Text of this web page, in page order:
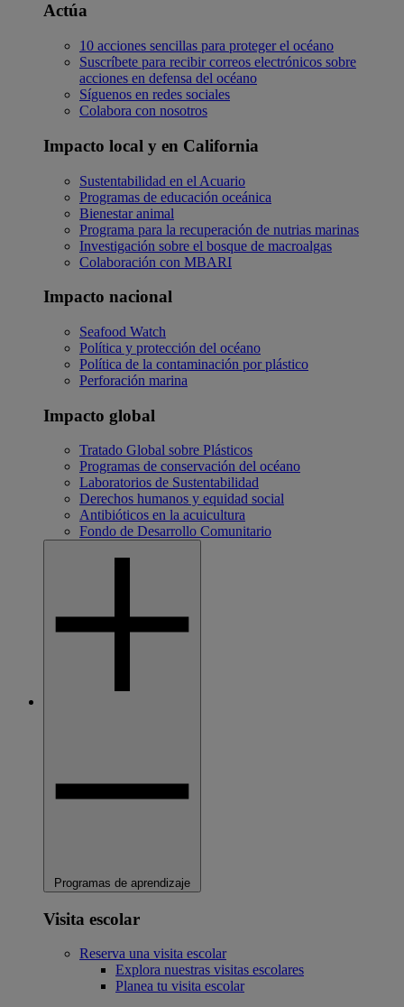
Actúa
10 acciones sencillas para proteger el océano
Suscríbete para recibir correos electrónicos sobre
acciones en defensa del océano
Síguenos en redes sociales
Colabora con nosotros
Impacto local y en California
Sustentabilidad en el Acuario
Programas de educación oceánica
Bienestar animal
Programa para la recuperación de nutrias marinas
Investigación sobre el bosque de macroalgas
Colaboración con MBARI
Impacto nacional
Seafood Watch
Política y protección del océano
Política de la contaminación por plástico
Perforación marina
Impacto global
Tratado Global sobre Plásticos
Programas de conservación del océano
Laboratorios de Sustentabilidad
Derechos humanos y equidad social
Antibióticos en la acuicultura
Fondo de Desarrollo Comunitario
Programas de aprendizaje
Visita escolar
Reserva una visita escolar
Explora nuestras visitas escolares
Planea tu visita escolar